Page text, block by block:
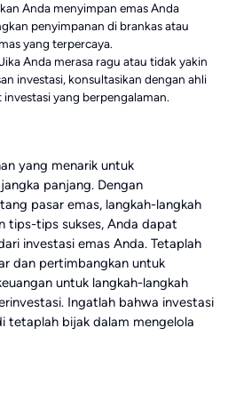
Anda menyimpan emas Anda
penyimpanan di brankas atau
yang terpercaya.
Jika Anda merasa ragu atau tidak yakin
investasi, konsultasikan dengan ahli
yang berpengalaman.
yang menarik untuk
panjang. Dengan
pasar emas, langkah-langkah
tips-tips sukses, Anda dapat
investasi emas Anda. Tetaplah
dan pertimbangkan untuk
untuk langkah-langkah
Ingatlah bahwa investasi
tetaplah bijak dalam mengelola